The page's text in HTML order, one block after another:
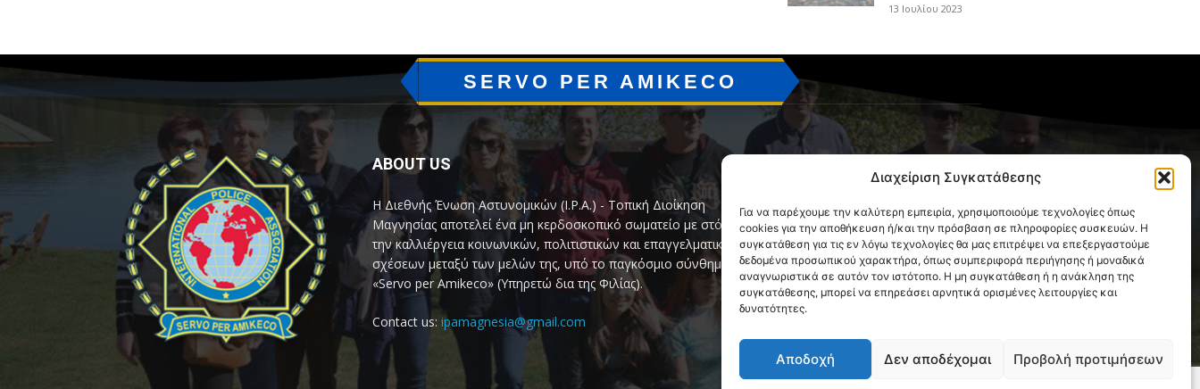
Διαχείριση Συγκατάθεσης
Για να παρέχουμε την καλύτερη εμπειρία, χρησιμοποιούμε τεχνολογίες όπως
cookies για την αποθήκευση ή/και την πρόσβαση σε πληροφορίες συσκευών. Η
συγκατάθεση για τις εν λόγω τεχνολογίες θα μας επιτρέψει να επεξεργαστούμε
δεδομένα προσωπικού χαρακτήρα, όπως συμπεριφορά περιήγησης ή μοναδικά
αναγνωριστικά σε αυτόν τον ιστότοπο. Η μη συγκατάθεση ή η ανάκληση της
συγκατάθεσης, μπορεί να επηρεάσει αρνητικά ορισμένες λειτουργίες και
δυνατότητες.
Αποδοχή Δεν αποδέχομαι Προβολή προτιμήσεων
13 Ιουλίου 2023
SERVO PER AMIKECO
ABOUT US
Η Διεθνής Ένωση Αστυνομικών (I.P.A.) - Τοπική Διοίκηση
Μαγνησίας αποτελεί ένα μη κερδοσκοπικό σωματείο με στόχο
την καλλιέργεια κοινωνικών, πολιτιστικών και επαγγελματικών
σχέσεων μεταξύ των μελών της, υπό το παγκόσμιο σύνθημα
«Servo per Amikeco» (Υπηρετώ δια της Φιλίας).
Contact us: ipamagnesia@gmail.com